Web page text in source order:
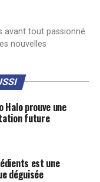
avant tout passionné
nouvelles
Halo prouve une
future
est une
déguisée